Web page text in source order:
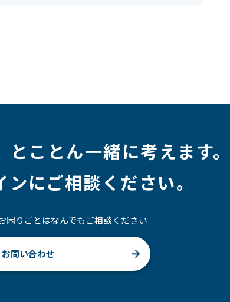
ャリア形成
#資格手当
とことん一緒に考えます。
にご相談ください。
困りごとはなんでもご相談ください
お問い合わせ